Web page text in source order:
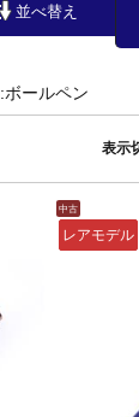
並べ替え
ールペン
表示
中古
レアモデル
ラミ
デルタ
ヤ